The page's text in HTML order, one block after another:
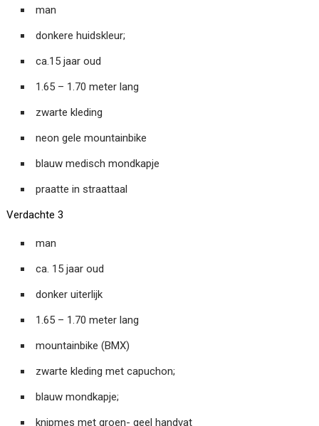
man
donkere huidskleur;
ca.15 jaar oud
1.65 – 1.70 meter lang
zwarte kleding
neon gele mountainbike
blauw medisch mondkapje
praatte in straattaal
Verdachte 3
man
ca. 15 jaar oud
donker uiterlijk
1.65 – 1.70 meter lang
mountainbike (BMX)
zwarte kleding met capuchon;
blauw mondkapje;
knipmes met groen- geel handvat